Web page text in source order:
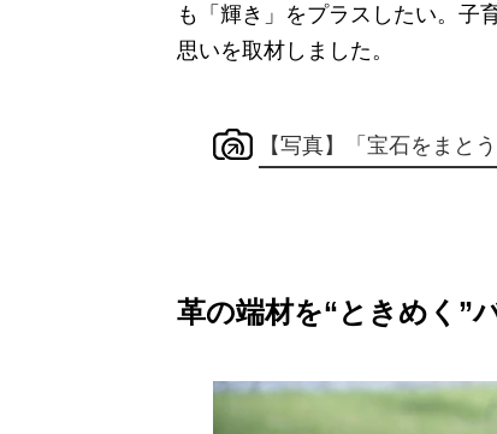
も「輝き」をプラスしたい。子
思いを取材しました。
【写真】「宝石をまと
革の端材を“ときめく”